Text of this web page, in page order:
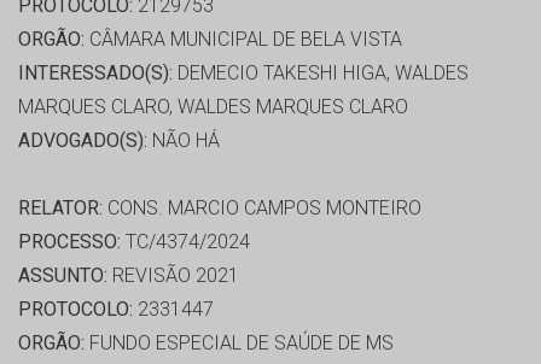
PROTOCOLO: 2129753
ORGÃO: CÂMARA MUNICIPAL DE BELA VISTA
INTERESSADO(S): DEMECIO TAKESHI HIGA, WALDES
MARQUES CLARO, WALDES MARQUES CLARO
ADVOGADO(S): NÃO HÁ
RELATOR: CONS. MARCIO CAMPOS MONTEIRO
PROCESSO: TC/4374/2024
ASSUNTO: REVISÃO 2021
PROTOCOLO: 2331447
ORGÃO: FUNDO ESPECIAL DE SAÚDE DE MS